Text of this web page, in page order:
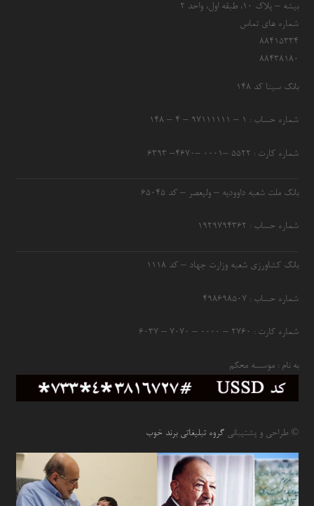
بیشه – پلاک 10، طبقه اول، واحد 2
شماره های تماس
۸۸۴۱۵۳۳۴
۸۸۴۳۸۱۸۰
بانک سینا کد ۱۴۸
شماره حساب : ۱ – ۹۷۱۱۱۱۱۱ – ۴ – ۱۴۸
شماره کارت : ۵۵۲۲ –۰۰۰۱ –۴۶۷۰– ۶۳۹۳
بانک ملت شعبه داوودیه – ولیعصر – کد ۶۵۰۴۵
شماره حساب : ۱۹۲۹۷۹۴۳۶۲
بانک کشاورزی شعبه وزارت جهاد – کد 1118
شماره حساب : ۴۹۸۶۹۸۵۰۷
شماره کارت : ۲۷۶۰ – ۰۰۰۰ – ۷۰۷۰ – ۶۰۳۷
به نام : موسسه محکم
© طراحی و پشتیبانیگروه تبلیغاتی برند خوب